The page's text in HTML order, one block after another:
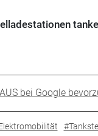
bei Google